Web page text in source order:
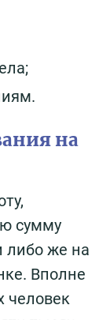
на
сумму
либо же на
Вполне
человек